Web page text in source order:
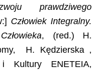
prawdziwego
Człowiek Integralny.
, (red.) H.
H. Kędzierska ,
Kultury ENETEIA,